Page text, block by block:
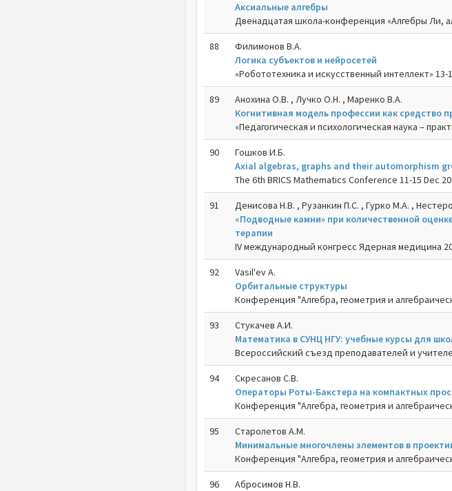
Аксиальные алгебры
Двенадцатая школа-конференция «Алгебры Ли,
88
Филимонов В.А.
Логика субъектов и нейросетей
«Робототехника и искусственный интеллект» 13-
89
Анохина О.В. , Лучко О.Н. , Маренко В.А.
Когнитивная модель профессии как средство
«Педагогическая и психологическая наука –
90
Гошков И.Б.
Axial algebras, graphs and their automorphism
The 6th BRICS Mathematics Conference 11-15 Dec
91
Денисова Н.В. , Рузанкин П.С. , Гурко М.А. ,
«Подводные камни» при количественной
терапии
IV международный конгресс Ядерная медицина
92
Vasil'ev A.
Орбитальные структуры
Конференция "Алгебра, геометрия и
93
Стукачев А.И.
Математика в СУНЦ НГУ: учебные курсы для
Всероссийский съезд преподавателей и
94
Скресанов С.В.
Операторы Роты-Бакстера на компактных
Конференция "Алгебра, геометрия и
95
Старолетов А.М.
Минимальные многочлены элементов в
Конференция "Алгебра, геометрия и
96
Абросимов Н.В.